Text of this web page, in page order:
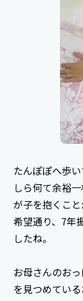
たんぽぽへ歩
しら何て余裕
が子を抱くこ
希望通り、7年
したね。
お母さんのお
を見つめてい